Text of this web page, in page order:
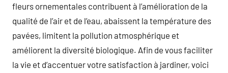
fleurs ornementales contribuent à l’amélioration de la
qualité de l’air et de l’eau, abaissent la température des
pavées, limitent la pollution atmosphérique et
améliorent la diversité biologique. Afin de vous faciliter
la vie et d’accentuer votre satisfaction à jardiner, voici